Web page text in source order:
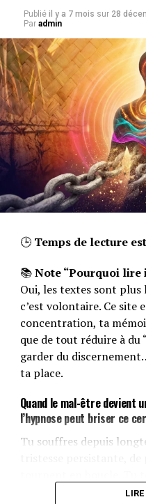
Publié il y a 7 mois sur 28
Par admin
🕒 Temps de lecture
📚Note “Pourquoi lire
Oui, les textes sont
c’est volontaire. Ce
concentration, ta
que de tout réduire à du
garder du
ta place.
Quand le mal-être devient
l’hypnose peut briser ce
Tu souffres depuis
que ça ne va pas, mais